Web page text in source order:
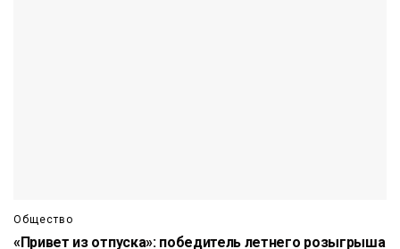
Общество
«Привет из отпуска»: победитель летнего розыгрыша